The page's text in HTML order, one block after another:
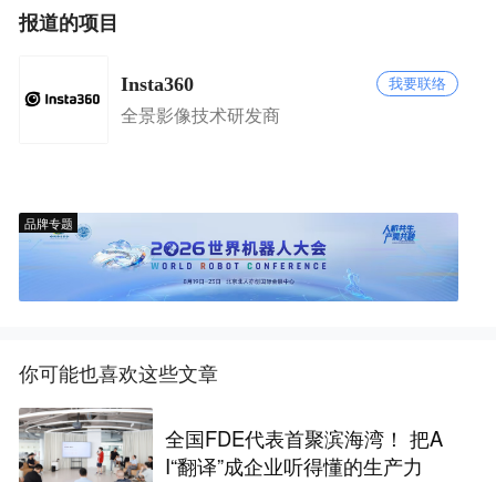
报道的项目
Insta360 我要联络
全景影像技术研发商
品牌专题
你可能也喜欢这些文章
全国FDE代表首聚滨海湾！ 把A
I“翻译”成企业听得懂的生产力